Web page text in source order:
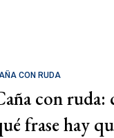
CON RUDA
con ruda:
frase hay